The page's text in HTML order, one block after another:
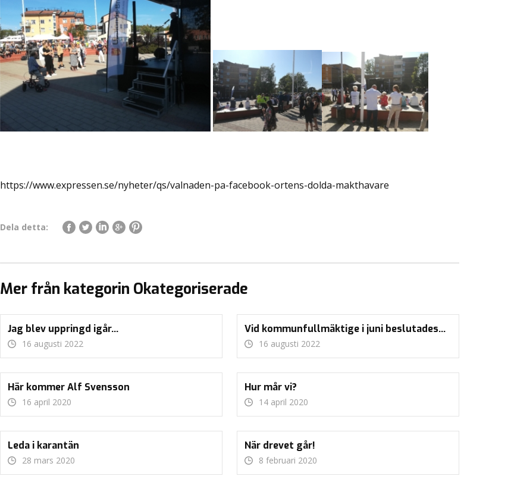
https://www.expressen.se/nyheter/qs/valnaden-pa-facebook-ortens-dolda-makthavare
Dela detta:
Mer från kategorin Okategoriserade
Jag blev uppringd igår…
16 augusti 2022
Vid kommunfullmäktige i juni beslutades…
16 augusti 2022
Här kommer Alf Svensson
16 april 2020
Hur mår vi?
14 april 2020
Leda i karantän
28 mars 2020
När drevet går!
8 februari 2020